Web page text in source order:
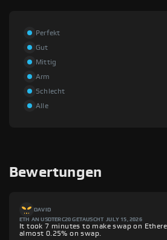
Bewertungen
DAVID
ETH AN USDTERC20 GETAUSCHT JULY 15, 2026
It took 7 minutes to make swap on
almost 0.25% on swap.
Perfekt
Gut
Mittig
Arm
Schlecht
Alle